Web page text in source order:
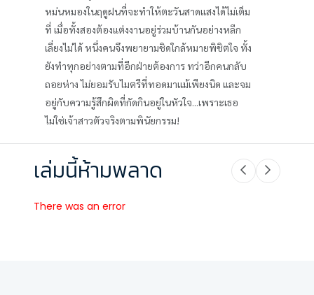
หม่นหมองในฤดูฝนที่จะทำให้ตะวันสาดแสงได้ไม่เต็ม
ที่ เมื่อทั้งสองต้องแต่งงานอยู่ร่วมบ้านกันอย่างหลีก
เลี่ยงไม่ได้ หนึ่งคนจึงพยายามชิดใกล้หมายพิชิตใจ ทั้ง
ยังทำทุกอย่างตามที่อีกฝ่ายต้องการ ทว่าอีกคนกลับ
ถอยห่าง ไม่ยอมรับไมตรีที่ทอดมาแม้เพียงนิด และจม
อยู่กับความรู้สึกผิดที่กัดกินอยู่ในหัวใจ...เพราะเธอ
ไม่ใช่เจ้าสาวตัวจริงตามพินัยกรรม!
เล่มนี้ห้ามพลาด
There was an error